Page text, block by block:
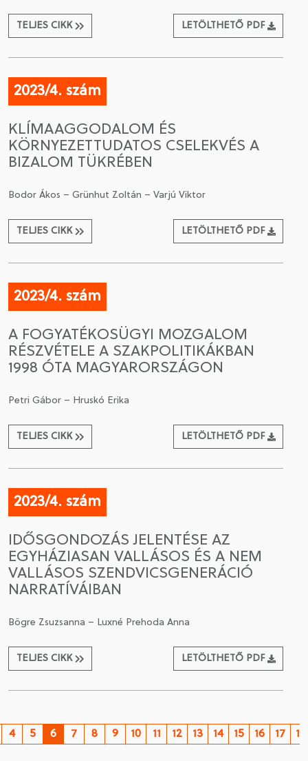
TELJES CIKK LETÖLTHETŐ PDF
2023/4. szám
KLÍMAAGGODALOM ÉS
KÖRNYEZETTUDATOS CSELEKVÉS A
BIZALOM TÜKRÉBEN
Bodor Ákos – Grünhut Zoltán – Varjú Viktor
TELJES CIKK LETÖLTHETŐ PDF
2023/4. szám
A FOGYATÉKOSÜGYI MOZGALOM
RÉSZVÉTELE A SZAKPOLITIKÁKBAN
1998 ÓTA MAGYARORSZÁGON
Petri Gábor – Hruskó Erika
TELJES CIKK LETÖLTHETŐ PDF
2023/4. szám
IDŐSGONDOZÁS JELENTÉSE AZ
EGYHÁZIASAN VALLÁSOS ÉS A NEM
VALLÁSOS SZENDVICSGENERÁCIÓ
NARRATÍVÁIBAN
Bögre Zsuzsanna – Luxné Prehoda Anna
TELJES CIKK LETÖLTHETŐ PDF
4 5 6 7 8 9 10 11 12 13 14 15 16 17 18